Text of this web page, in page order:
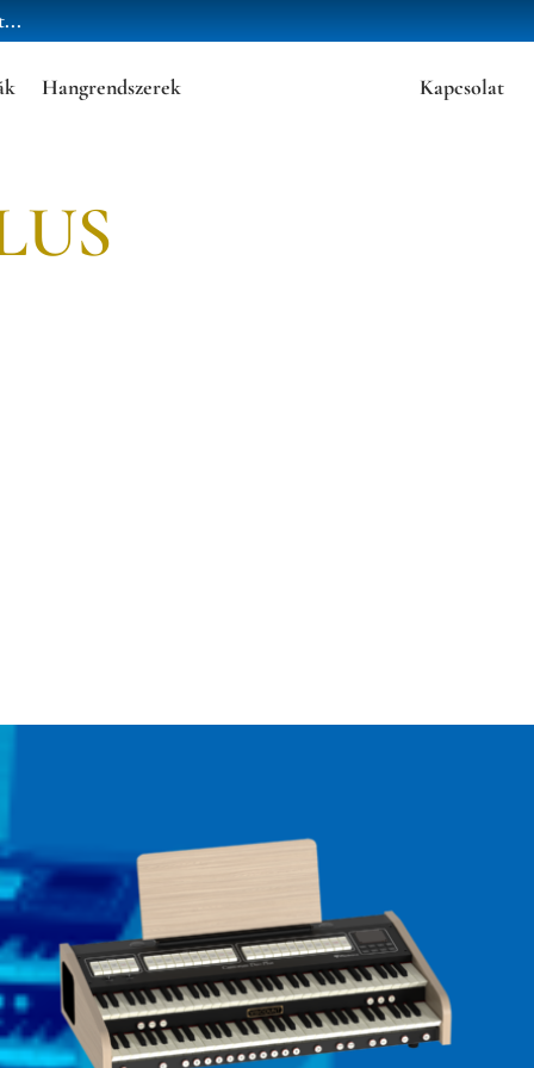
Hangrendszerek Kapcsolat